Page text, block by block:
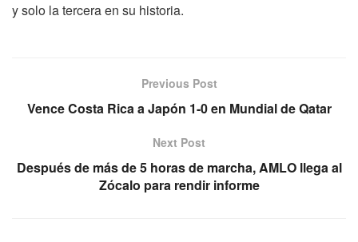
y solo la tercera en su historia.
Previous Post
Vence Costa Rica a Japón 1-0 en Mundial de Qatar
Next Post
Después de más de 5 horas de marcha, AMLO llega al
Zócalo para rendir informe